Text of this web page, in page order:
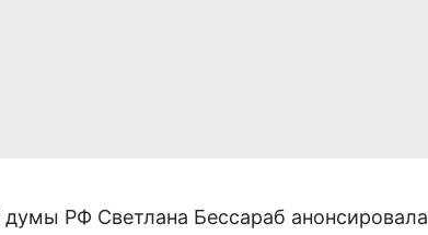
думы РФ Светлана Бессараб анонсировала